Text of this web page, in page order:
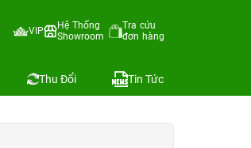
VIP
Hệ Thống
Showroom
Tra cứu
đơn hàng
Thu Đổi Tin Tức